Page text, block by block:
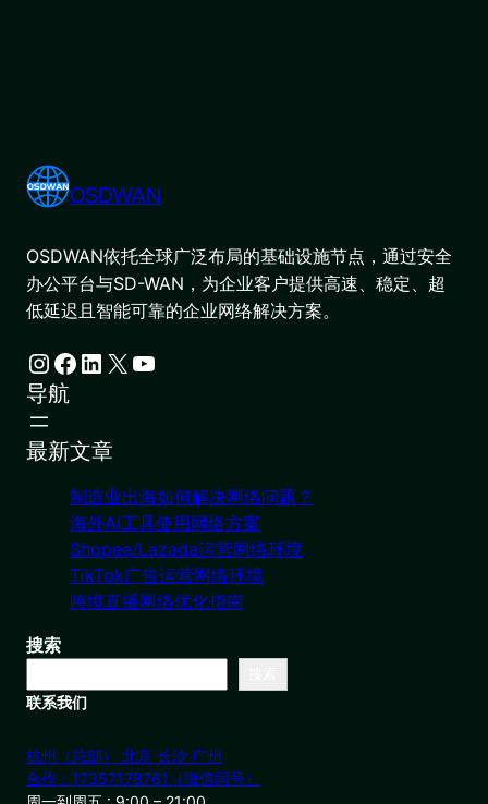
OSDWAN
OSDWAN依托全球广泛布局的基础设施节点，通过安全
办公平台与SD-WAN，为企业客户提供高速、稳定、超
低延迟且智能可靠的企业网络解决方案。
Instagram Facebook LinkedIn X YouTube
导航
最新文章
制造业出海如何解决网络问题？
海外AI工具使用网络方案
Shopee/Lazada运营网络环境
TikTok广告运营网络环境
跨境直播网络优化指南
搜索
联系我们
杭州（总部） 北京 长沙 广州
合作：17357178761（微信同号）